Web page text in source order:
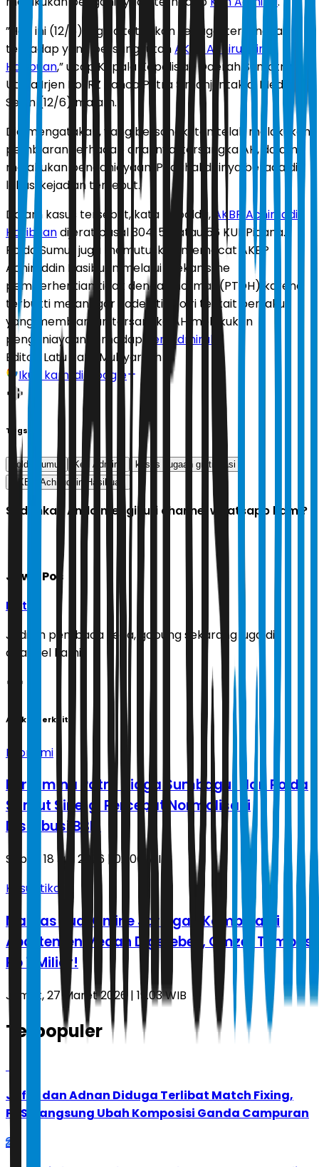
”Hari ini (12/6), juga ditetapkan sebagai tersangka
terhadap yang bersangkutanAKBP Achiruddin
Hasibuan,” ucap Kepala Kepolisian Daerah Sumatra
Utara Irjen Pol RZ Panca Putra Simanjuntak di Medan,
Senin (12/6) malam.
Dia mengatakan, yang bersangkutan telah melakukan
pembiaran terhadap anaknya, tersangka AH, dalam
melakukan penganiayaan. Padahal dirinya berada di
lokasi kejadian tersebut.
Dalam kasus tersebut, kata Kapolda, AKBP Achiruddin
Hasibuandijerat pasal 304, 55, atau 56 KUHPidana.
Polda Sumut juga memutuskan memecat AKBP
Achiruddin Hasibuan melalui mekanisme
pemberhentian tidak dengan hormat (PTDH) karena
terbukti melanggar kode etik Polri terkait perilaku
yang membiarkan tersangka AH melakukan
penganiayaan terhadap
Ken Admiral
Editor: Latu Ratri Mubyarsah
Ikuti kami di Google
Tags
polda sumut Ken Admiral
kasus dugaan gratifikasi
AKBP Achiruddin Hasibuan
Sudahkah Anda mengikuti channel whatsapp kami?
Jawa Pos
Ikuti
Jadilah pembaca setia, gabung sekarang juga di
channel kami!
Artikel Terkait
Ekonomi
Pertamina Patra Niaga Sumbagut dan Polda
Sumut Sinergi Percepat Normalisasi
Distribusi BBM
Sabtu, 18 Juli 2026 | 02.00 WIB
Kasuistika
Markas Judi Online Jaringan Kamboja di
Apartemen Medan Digerebek, Omzet Tembus
Rp 7 Miliar!
Jumat, 27 Maret 2026 | 19.03 WIB
Terpopuler
Jafar dan Adnan Diduga Terlibat Match Fixing,
PBSI Langsung Ubah Komposisi Ganda Campuran
2